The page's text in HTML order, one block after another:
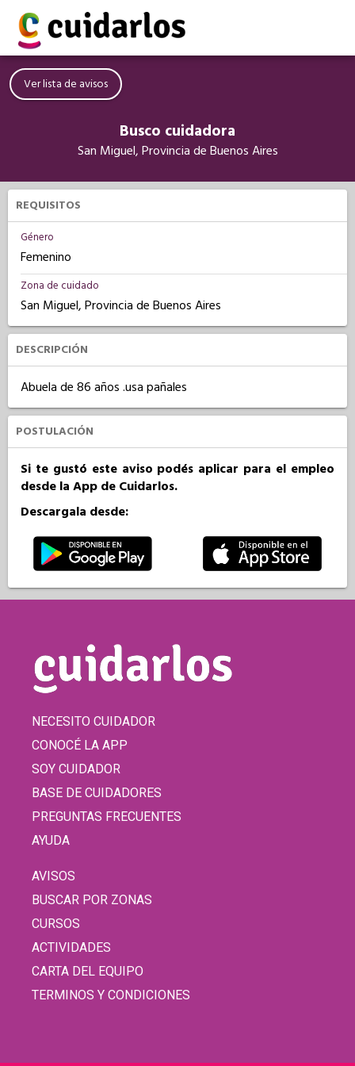
Ver lista de avisos
Busco cuidadora
San Miguel, Provincia de Buenos Aires
REQUISITOS
Género
Femenino
Zona de cuidado
San Miguel, Provincia de Buenos Aires
DESCRIPCIÓN
Abuela de 86 años .usa pañales
POSTULACIÓN
Si te gustó este aviso podés aplicar para el empleo
desde la App de Cuidarlos.
Descargala desde:
NECESITO CUIDADOR
CONOCÉ LA APP
SOY CUIDADOR
BASE DE CUIDADORES
PREGUNTAS FRECUENTES
AYUDA
AVISOS
BUSCAR POR ZONAS
CURSOS
ACTIVIDADES
CARTA DEL EQUIPO
TERMINOS Y CONDICIONES